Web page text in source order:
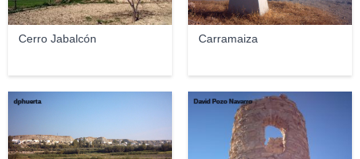
Cerro Jabalcón Carramaiza
dphuerta David Pozo Navarro